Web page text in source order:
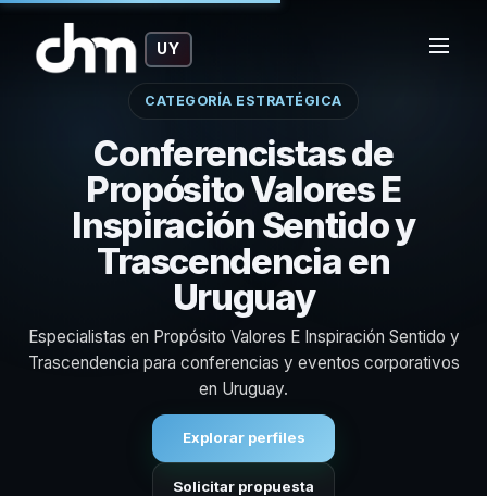
UY
CATEGORÍA ESTRATÉGICA
Conferencistas de
Propósito Valores E
Inspiración Sentido y
Trascendencia en
Uruguay
Especialistas en Propósito Valores E Inspiración Sentido y
Trascendencia para conferencias y eventos corporativos
en Uruguay.
Explorar perfiles
Solicitar propuesta